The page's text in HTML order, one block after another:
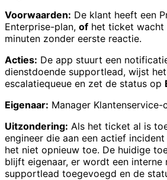
Voorwaarden: De klant heeft een
Enterprise-plan, of het ticket wacht
minuten zonder eerste reactie.
Acties: De app stuurt een
dienstdoende supportlead, wijst
escalatiequeue en zet de status op
Eigenaar: Manager Klantenservice-
Uitzondering: Als het ticket al is
engineer die aan een actief
het niet opnieuw toe. De huidige
blijft eigenaar, er wordt een
supportlead toegevoegd en de